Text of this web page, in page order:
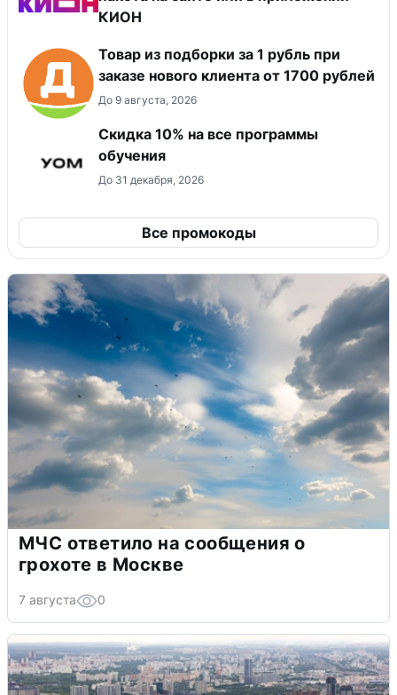
КИОН
Товар из подборки за 1 рубль при
заказе нового клиента от 1700 рублей
До 9 августа, 2026
Скидка 10% на все программы
обучения
До 31 декабря, 2026
Все промокоды
МЧС ответило на сообщения о
грохоте в Москве
7 августа 0